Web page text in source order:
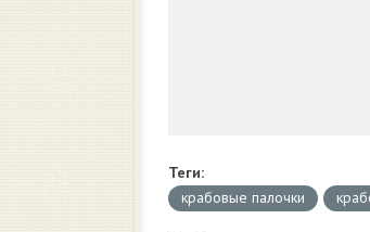
Теги:
крабовые палочки